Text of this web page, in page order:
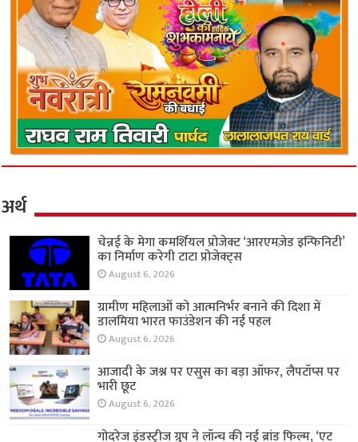
अर्थ
चेन्नई के मेगा कमर्शियल प्रोजेक्ट ‘आरएमज़ेड इन्फिनिटी’
का निर्माण करेगी टाटा प्रोजेक्ट्स
August 6, 2026
ग्रामीण महिलाओं को आत्मनिर्भर बनाने की दिशा में
डालमिया भारत फाउंडेशन की नई पहल
August 6, 2026
आजादी के जश्न पर एसुस का बड़ा ऑफर, लैपटॉप्स पर
भारी छूट
August 6, 2026
गोदरेज इंडस्ट्रीज ग्रुप ने लॉन्च की नई ब्रांड फिल्म, ‘एट